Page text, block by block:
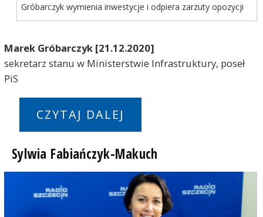
Gróbarczyk wymienia inwestycje i odpiera zarzuty opozycji
Marek Gróbarczyk [21.12.2020]
sekretarz stanu w Ministerstwie Infrastruktury, poseł
PiS
CZYTAJ DALEJ
Sylwia Fabiańczyk-Makuch